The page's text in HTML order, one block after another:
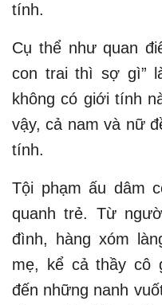
tính.
Cụ thể như quan
con trai thì sợ gì”
không có giới tính
vậy, cả nam và nữ
tính.
Tội phạm ấu dâm
quanh trẻ. Từ
đình, hàng xóm
mẹ, kể cả thầy cô
đến những nanh